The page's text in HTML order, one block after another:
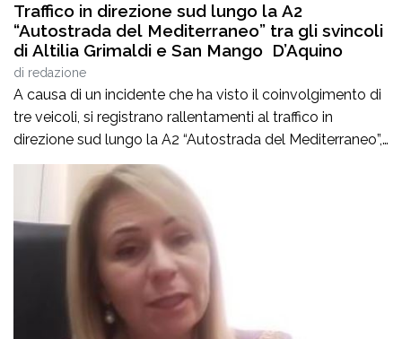
Traffico in direzione sud lungo la A2
“Autostrada del Mediterraneo” tra gli svincoli
di Altilia Grimaldi e San Mango D’Aquino
di redazione
A causa di un incidente che ha visto il coinvolgimento di
tre veicoli, si registrano rallentamenti al traffico in
direzione sud lungo la A2 “Autostrada del Mediterraneo”,
nel tratto compreso tra gli svincoli di Altilia Grimaldi (CS)
e San Mango D’Aquino (CZ). Sul posto è intervenuto il
personale Anas, il 118 e il soccorso meccanico […]